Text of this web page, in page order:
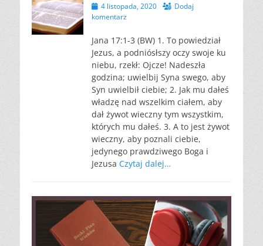
Opublikowano
4 listopada, 2020
Dodaj
komentarz
Jana 17:1-3 (BW) 1. To powiedział
Jezus, a podniósłszy oczy swoje ku
niebu, rzekł: Ojcze! Nadeszła
godzina; uwielbij Syna swego, aby
Syn uwielbił ciebie; 2. Jak mu dałeś
władzę nad wszelkim ciałem, aby
dał żywot wieczny tym wszystkim,
których mu dałeś. 3. A to jest żywot
wieczny, aby poznali ciebie,
jedynego prawdziwego Boga i
Jezusa Czytaj dalej…